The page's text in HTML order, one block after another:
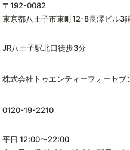
〒192-0082
東京都八王子市東町12-8長澤ビル3
JR八王子駅北口徒歩3分
株式会社トゥエンティーフォーセブ
0120-19-2210
平日 12:00〜22:00